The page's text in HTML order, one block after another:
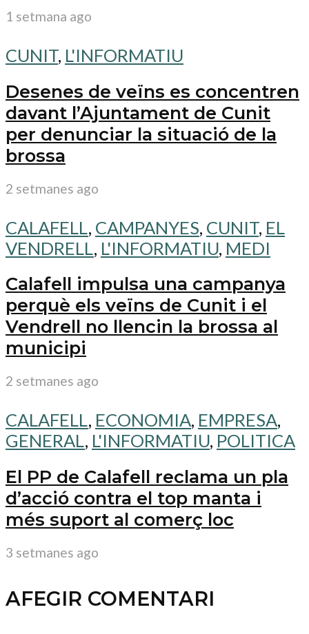
1 setmana ago
CUNIT, L'INFORMATIU
Desenes de veïns es concentren
davant l’Ajuntament de Cunit
per denunciar la situació de la
brossa
2 setmanes ago
CALAFELL , CAMPANYES, CUNIT, EL
VENDRELL , L'INFORMATIU, MEDI
Calafell impulsa una campanya
perquè els veïns de Cunit i el
Vendrell no llencin la brossa al
municipi
2 setmanes ago
CALAFELL, ECONOMIA, EMPRESA,
GENERAL, L'INFORMATIU, POLITICA
El PP de Calafell reclama un pla
d’acció contra el top manta i
més suport al comerç loc
3 setmanes ago
AFEGIR COMENTARI